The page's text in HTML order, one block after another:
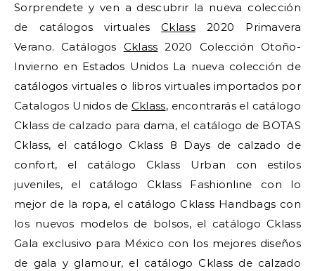
Sorprendete y ven a descubrir la nueva colección
de catálogos virtualesCklass2020 Primavera
Verano. Catálogos Cklass 2020 Colección Otoño-
Invierno en Estados Unidos La nueva colección de
catálogos virtuales o libros virtuales importados por
Catalogos Unidos de Cklass, encontrarás el catálogo
Cklass de calzado para dama, el catálogo de BOTAS
Cklass, el catálogo Cklass 8 Days de calzado de
confort, el catálogo Cklass Urban con estilos
juveniles, el catálogo Cklass Fashionline con lo
mejor de la ropa, el catálogo Cklass Handbags con
los nuevos modelos de bolsos, el catálogo Cklass
Gala exclusivo para México con los mejores diseños
de gala y glamour, el catálogo Cklass de calzado